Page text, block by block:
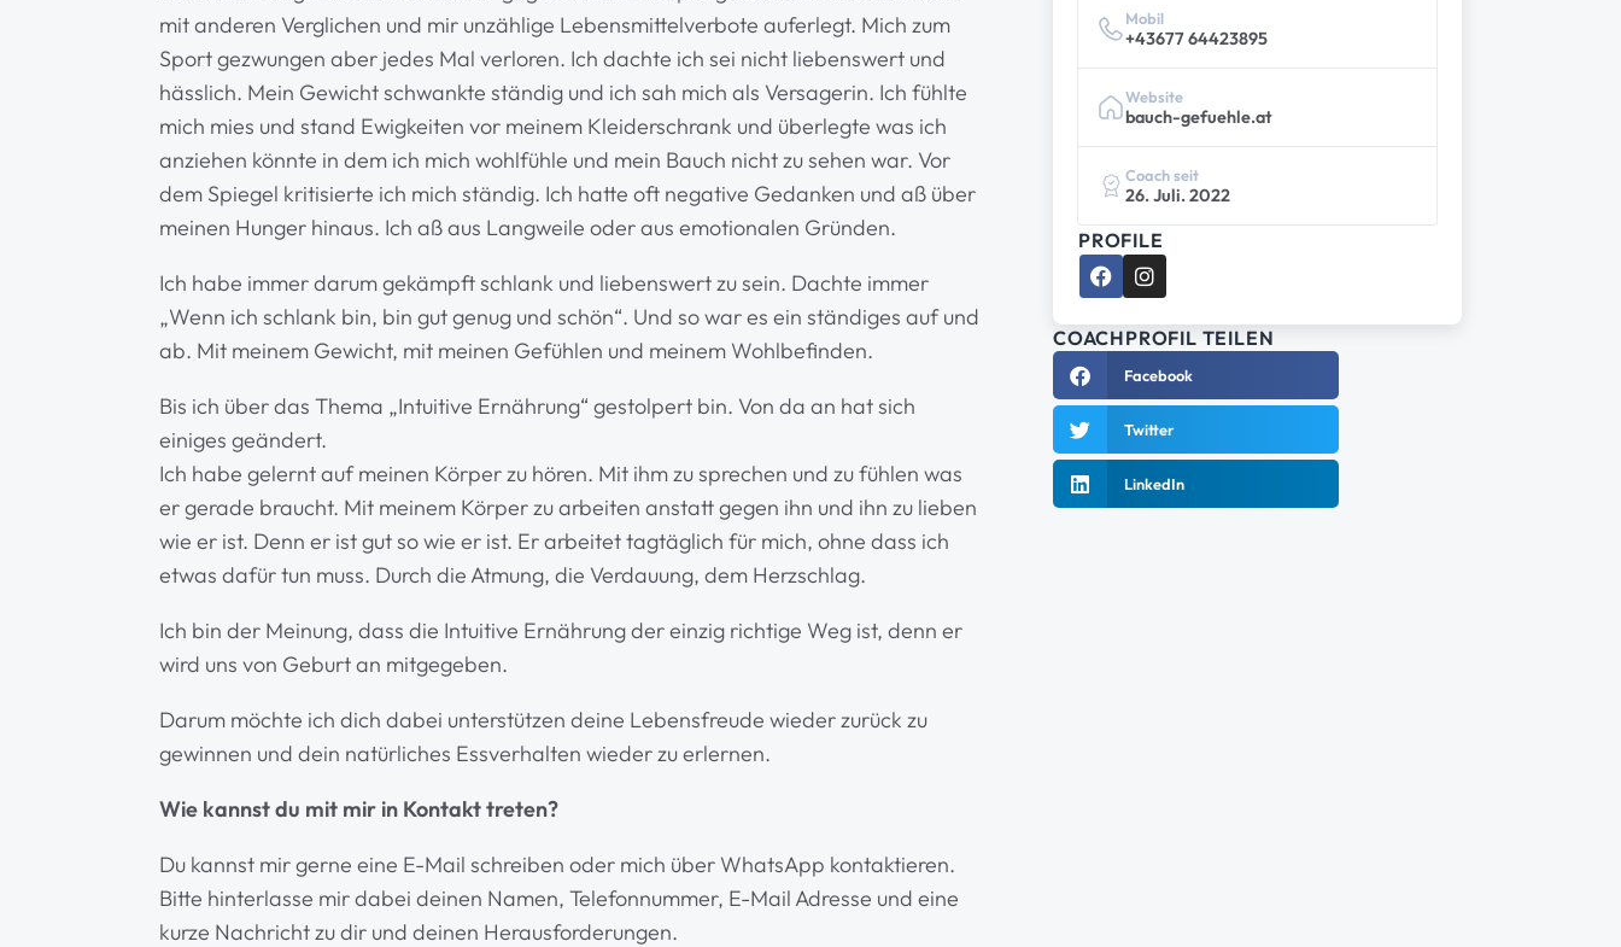
mit anderen Verglichen und mir unzählige Lebensmittelverbote auferlegt. Mich zum
Sport gezwungen aber jedes Mal verloren. Ich dachte ich sei nicht liebenswert und
hässlich. Mein Gewicht schwankte ständig und ich sah mich als Versagerin. Ich fühlte
mich mies und stand Ewigkeiten vor meinem Kleiderschrank und überlegte was ich
anziehen könnte in dem ich mich wohlfühle und mein Bauch nicht zu sehen war. Vor
dem Spiegel kritisierte ich mich ständig. Ich hatte oft negative Gedanken und aß über
meinen Hunger hinaus. Ich aß aus Langweile oder aus emotionalen Gründen.
Ich habe immer darum gekämpft schlank und liebenswert zu sein. Dachte immer
„Wenn ich schlank bin, bin gut genug und schön“. Und so war es ein ständiges auf und
ab. Mit meinem Gewicht, mit meinen Gefühlen und meinem Wohlbefinden.
Bis ich über das Thema „Intuitive Ernährung“ gestolpert bin. Von da an hat sich
einiges geändert.
Ich habe gelernt auf meinen Körper zu hören. Mit ihm zu sprechen und zu fühlen was
er gerade braucht. Mit meinem Körper zu arbeiten anstatt gegen ihn und ihn zu lieben
wie er ist. Denn er ist gut so wie er ist. Er arbeitet tagtäglich für mich, ohne dass ich
etwas dafür tun muss. Durch die Atmung, die Verdauung, dem Herzschlag.
Ich bin der Meinung, dass die Intuitive Ernährung der einzig richtige Weg ist, denn er
wird uns von Geburt an mitgegeben.
Darum möchte ich dich dabei unterstützen deine Lebensfreude wieder zurück zu
gewinnen und dein natürliches Essverhalten wieder zu erlernen.
Wie kannst du mit mir in Kontakt treten?
Du kannst mir gerne eine E-Mail schreiben oder mich über WhatsApp kontaktieren.
Bitte hinterlasse mir dabei deinen Namen, Telefonnummer, E-Mail Adresse und eine
kurze Nachricht zu dir und deinen Herausforderungen.
Mobil
+43677 64423895
Website
bauch-gefuehle.at
Coach seit
26. Juli. 2022
PROFILE
COACHPROFIL TEILEN
Facebook
Twitter
LinkedIn